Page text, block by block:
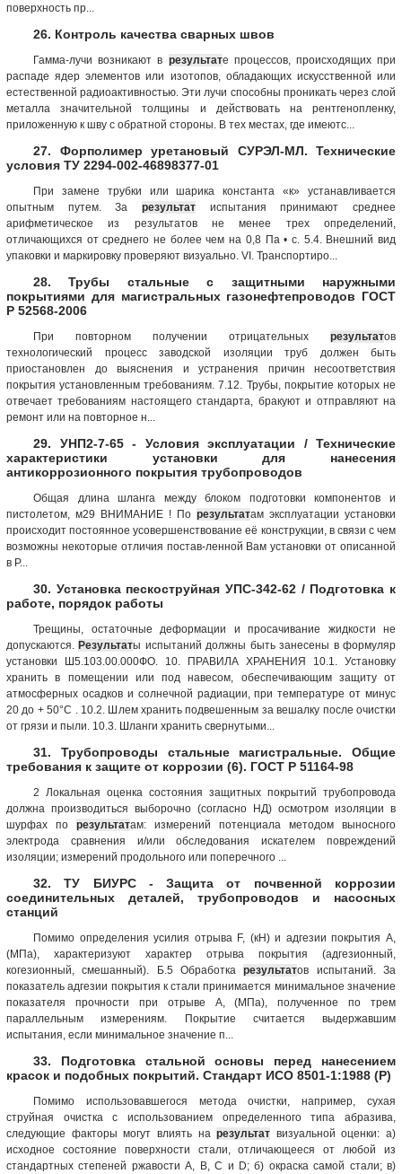
поверхность пр...
26. Контроль качества сварных швов
Гамма-лучи возникают в результате процессов, происходящих при
распаде ядер элементов или изотопов, обладающих искусственной или
естественной радиоактивностью. Эти лучи способны проникать через слой
металла значительной толщины и действовать на рентгенопленку,
приложенную к шву с обратной стороны. В тех местах, где имеютс...
27. Форполимер уретановый СУРЭЛ-МЛ. Технические
условия ТУ 2294-002-46898377-01
При замене трубки или шарика константа «к» устанавливается
опытным путем. За результат испытания принимают среднее
арифметическое из результатов не менее трех определений,
отличающихся от среднего не более чем на 0,8 Па • с. 5.4. Внешний вид
упаковки и маркировку проверяют визуально. VI. Транспортиро...
28. Трубы стальные с защитными наружными
покрытиями для магистральных газонефтепроводов ГОСТ
Р 52568-2006
При повторном получении отрицательных результатов
технологический процесс заводской изоляции труб должен быть
приостановлен до выяснения и устранения причин несоответствия
покрытия установленным требованиям. 7.12. Трубы, покрытие которых не
отвечает требованиям настоящего стандарта, бракуют и отправляют на
ремонт или на повторное н...
29. УНП2-7-65 - Условия эксплуатации / Технические
характеристики установки для нанесения
антикоррозионного покрытия трубопроводов
Общая длина шланга между блоком подготовки компонентов и
пистолетом, м29 ВНИМАНИЕ ! По результатам эксплуатации установки
происходит постоянное усовершенствование её конструкции, в связи с чем
возможны некоторые отличия постав-ленной Вам установки от описанной
в Р...
30. Установка пескоструйная УПС-342-62 / Подготовка к
работе, порядок работы
Трещины, остаточные деформации и просачивание жидкости не
допускаются.Результаты испытаний должны быть занесены в формуляр
установки Ш5.103.00.000ФО. 10. ПРАВИЛА ХРАНЕНИЯ 10.1. Установку
хранить в помещении или под навесом, обеспечивающим защиту от
атмосферных осадков и солнечной радиации, при температуре от минус
20 до + 50°С . 10.2. Шлем хранить подвешенным за вешалку после очистки
от грязи и пыли. 10.3. Шланги хранить свернутыми...
31. Трубопроводы стальные магистральные. Общие
требования к защите от коррозии (6). ГОСТ Р 51164-98
2 Локальная оценка состояния защитных покрытий трубопровода
должна производиться выборочно (согласно НД) осмотром изоляции в
шурфах по результатам: измерений потенциала методом выносного
электрода сравнения и/или обследования искателем повреждений
изоляции; измерений продольного или поперечного ...
32. ТУ БИУРС - Защита от почвенной коррозии
соединительных деталей, трубопроводов и насосных
станций
Помимо определения усилия отрыва F, (кН) и адгезии покрытия А,
(МПа), характеризуют характер отрыва покрытия (адгезионный,
когезионный, смешанный). Б.5 Обработкарезультатов испытаний. За
показатель адгезии покрытия к стали принимается минимальное значение
показателя прочности при отрыве А, (МПа), полученное по трем
параллельным измерениям. Покрытие считается выдержавшим
испытания, если минимальное значение п...
33. Подготовка стальной основы перед нанесением
красок и подобных покрытий. Стандарт ИСО 8501-1:1988 (Р)
Помимо использовавшегося метода очистки, например, сухая
струйная очистка с использованием определенного типа абразива,
следующие факторы могут влиять нарезультат визуальной оценки: а)
исходное состояние поверхности стали, отличающееся от любой из
стандартных степеней ржавости А, В, С и D; б) окраска самой стали; в)